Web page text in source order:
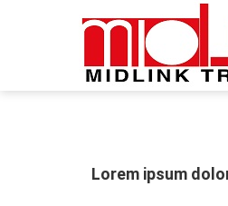
Lorem ipsum